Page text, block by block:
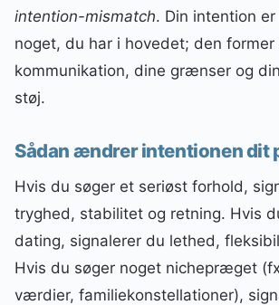
intention-mismatch. Din intention
noget, du har i hovedet; den former
kommunikation, dine grænser og
støj.
Sådan ændrer intentionen dit
Hvis du søger et seriøst forhold,
tryghed, stabilitet og retning. Hvis
dating, signalerer du lethed,
Hvis du søger noget nichepræget
værdier, familiekonstellationer),